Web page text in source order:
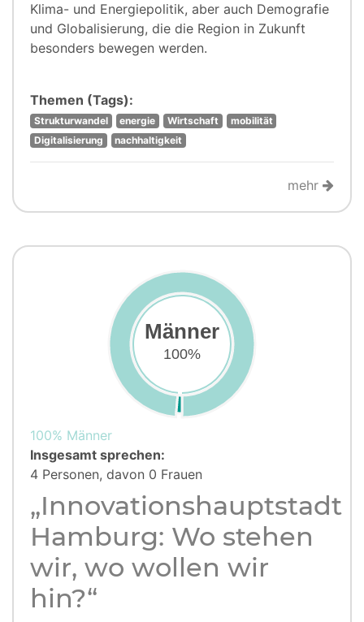
Klima- und Energiepolitik, aber auch Demografie
und Globalisierung, die die Region in Zukunft
besonders bewegen werden.
Themen (Tags):
Strukturwandel energie Wirtschaft
mobilität
Digitalisierung
nachhaltigkeit
mehr
Männer
100%
100% Männer
Insgesamt sprechen:
4 Personen, davon 0 Frauen
„Innovationshauptstadt
Hamburg: Wo stehen
wir, wo wollen wir
hin?“